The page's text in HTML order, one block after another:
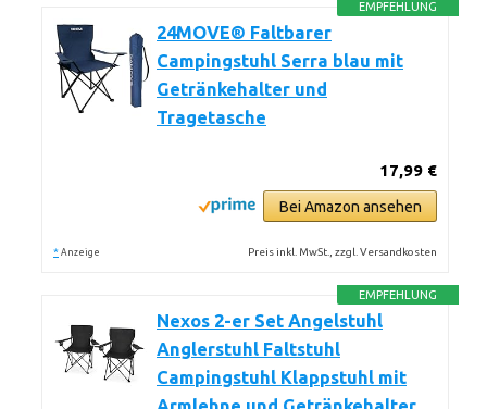
EMPFEHLUNG
24MOVE® Faltbarer
Campingstuhl Serra blau mit
Getränkehalter und
Tragetasche
17,99 €
Bei Amazon ansehen
* Anzeige Preis inkl. MwSt., zzgl. Versandkosten
EMPFEHLUNG
Nexos 2-er Set Angelstuhl
Anglerstuhl Faltstuhl
Campingstuhl Klappstuhl mit